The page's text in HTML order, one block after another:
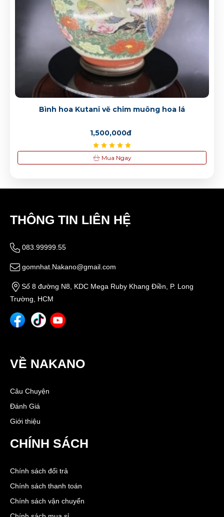
Bình hoa Kutani Toju Nhật bản triện vuông
2,500,000đ
Bình hoa Kutani Toju Nhật bản triện vuông
2,500,000đ
Bình hoa Kutani vẽ chim muông hoa lá
1,500,000đ
Mua Ngay
THÔNG TIN LIÊN HỆ
083.99999.55
gomnhat.Nakano@gmail.com
Số 8 đường N8, KDC Mega Ruby Khang Điền, P. Long
Trường, HCM
VỀ NAKANO
Câu Chuyện
Đánh Giá
Giới thiệu
CHÍNH SÁCH
Chính sách đổi trả
Chính sách thanh toán
Chính sách vận chuyển